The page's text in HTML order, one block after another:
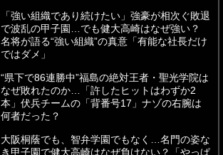
「強い組織であり続けたい」強豪が相次ぐ敗退
で波乱の甲子園…でも健大高崎はなぜ強い？
名将が語る“強い組織”の真意「有能な社長だけ
ではダメ」
“県下で86連勝中”福島の絶対王者・聖光学院は
なぜ敗れたのか…「許したヒットはわずか2
本」伏兵チームの「背番号17」ナゾの右腕は
何者だった？
大阪桐蔭でも、智弁学園でもなく…名門の姿な
き甲子園で健大高崎はなぜ負けない？「やっぱ